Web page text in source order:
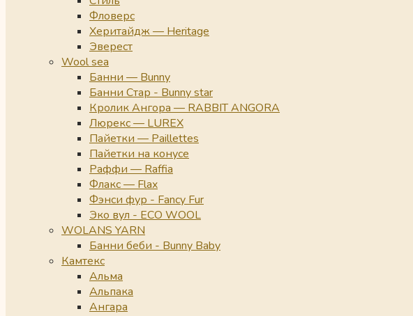
Фловерс
Херитайдж — Heritage
Эверест
Wool sea
Банни — Bunny
Банни Стар - Bunny star
Кролик Ангора — RABBIT ANGORA
Люрекс — LUREX
Пайетки — Paillettes
Пайетки на конусе
Раффи — Raffia
Флакс — Flax
Фэнси фур - Fancy Fur
Эко вул - ECO WOOL
WOLANS YARN
Банни беби - Bunny Baby
Камтекс
Альма
Альпака
Ангара